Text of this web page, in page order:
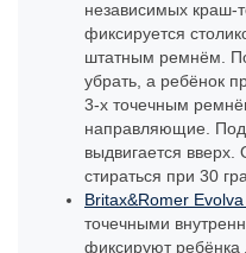
независимых краш-
фиксируется
штатным ремнём.
убрать, а ребёнок
3-х точечным
направляющие.
выдвигается
стираться при 30
Britax&Romer
точечными
фиксируют ребёнка